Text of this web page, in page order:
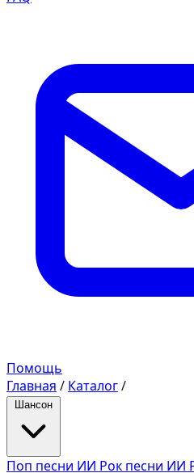
Помощь
Главная / Каталог/
Шансон
Поп песни ИИ Рок песни ИИ